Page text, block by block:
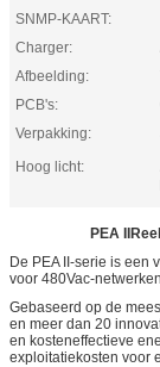
SNMP-KAART:
Charger:
Afbeelding:
PCB's:
Verpakking:
Hoog licht:
PEA II
De PEA II-serie is een
voor 480Vac-
Gebaseerd op de
en meer dan 20
en kosteneffectieve
exploitatiekosten voor